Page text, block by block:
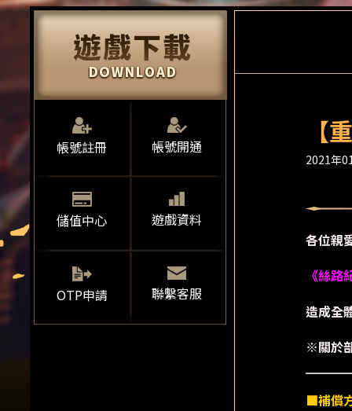
帳號註冊 帳號開通
儲值中心 遊戲資料
OTP申請 聯繫客服
【
2021年
各位親
《絲
造成全
※關於
■補償